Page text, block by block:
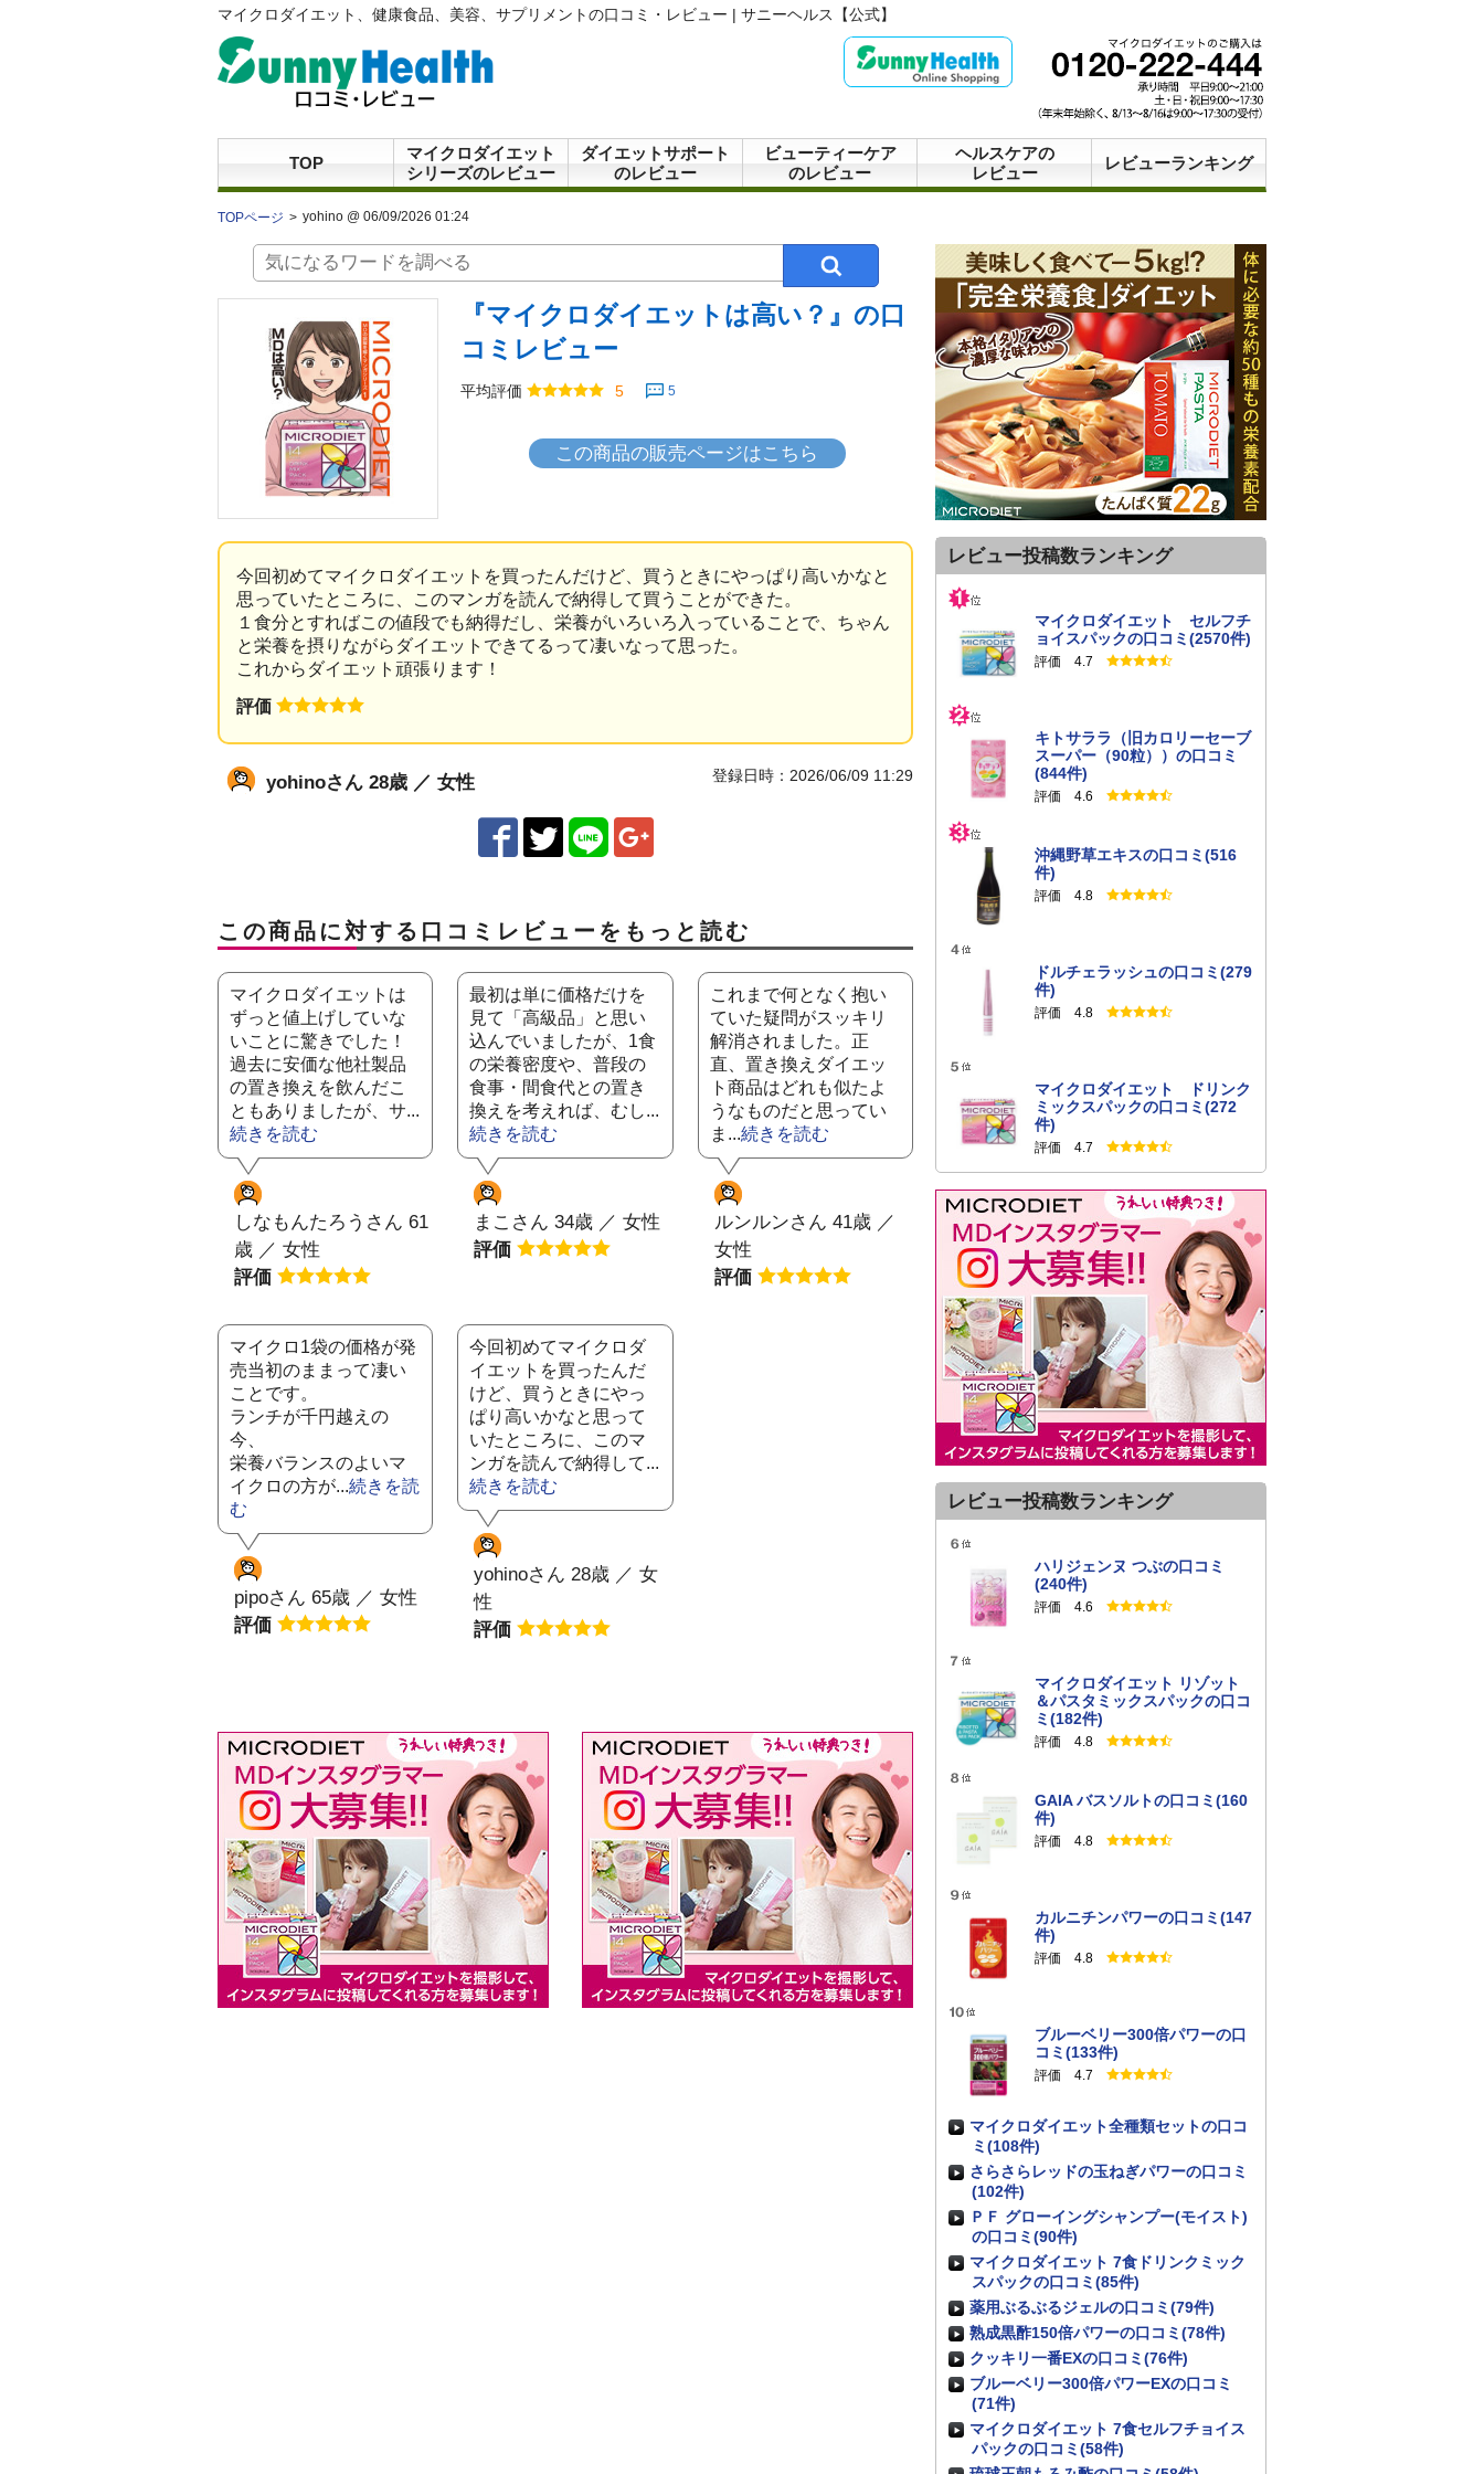
マイクロダイエット、健康食品、美容、サプリメントの口コミ・レビュー | サニーヘルス【公式】
TOP
マイクロダイエット
シリーズのレビュー
ダイエットサポート
のレビュー
ビューティーケア
のレビュー
ヘルスケアの
レビュー
レビューランキング
TOPページ yohino @ 06/09/2026 01:24
『マイクロダイエットは高い？』の口
コミレビュー
平均評価 5 5
この商品の販売ページはこちら
今回初めてマイクロダイエットを買ったんだけど、買うときにやっぱり高いかなと
思っていたところに、このマンガを読んで納得して買うことができた。
１食分とすればこの値段でも納得だし、栄養がいろいろ入っていることで、ちゃん
と栄養を摂りながらダイエットできてるって凄いなって思った。
これからダイエット頑張ります！
評価
yohinoさん 28歳 ／ 女性 登録日時：2026/06/09 11:29
この商品に対する口コミレビューをもっと読む
マイクロダイエットは
ずっと値上げしていな
いことに驚きでした！
過去に安価な他社製品
の置き換えを飲んだこ
ともありましたが、サ...
続きを読む
しなもんたろうさん 61
歳 ／ 女性
評価
最初は単に価格だけを
見て「高級品」と思い
込んでいましたが、1食
の栄養密度や、普段の
食事・間食代との置き
換えを考えれば、むし...
続きを読む
まこさん 34歳 ／ 女性
評価
これまで何となく抱い
ていた疑問がスッキリ
解消されました。正
直、置き換えダイエッ
ト商品はどれも似たよ
うなものだと思ってい
ま...続きを読む
ルンルンさん 41歳 ／
女性
評価
マイクロ1袋の価格が発
売当初のままって凄い
ことです。
ランチが千円越えの
今、
栄養バランスのよいマ
イクロの方が...続きを読
む
pipoさん 65歳 ／ 女性
評価
今回初めてマイクロダ
イエットを買ったんだ
けど、買うときにやっ
ぱり高いかなと思って
いたところに、このマ
ンガを読んで納得して...
続きを読む
yohinoさん 28歳 ／ 女
性
評価
レビュー投稿数ランキング
マイクロダイエット セルフチ
ョイスパックの口コミ(2570件)
評価 4.7
キトサララ（旧カロリーセーブ
スーパー（90粒））の口コミ
(844件)
評価 4.6
沖縄野草エキスの口コミ(516
件)
評価 4.8
ドルチェラッシュの口コミ(279
件)
評価 4.8
マイクロダイエット ドリンク
ミックスパックの口コミ(272
件)
評価 4.7
レビュー投稿数ランキング
ハリジェンヌ つぶの口コミ
(240件)
評価 4.6
マイクロダイエット リゾット
＆パスタミックスパックの口コ
ミ(182件)
評価 4.8
GAIA バスソルトの口コミ(160
件)
評価 4.8
カルニチンパワーの口コミ(147
件)
評価 4.8
ブルーベリー300倍パワーの口
コミ(133件)
評価 4.7
マイクロダイエット全種類セットの口コ
ミ(108件)
さらさらレッドの玉ねぎパワーの口コミ
(102件)
ＰＦ グローイングシャンプー(モイスト)
の口コミ(90件)
マイクロダイエット 7食ドリンクミック
スパックの口コミ(85件)
薬用ぶるぶるジェルの口コミ(79件)
熟成黒酢150倍パワーの口コミ(78件)
クッキリ一番EXの口コミ(76件)
ブルーベリー300倍パワーEXの口コミ
(71件)
マイクロダイエット 7食セルフチョイス
パックの口コミ(58件)